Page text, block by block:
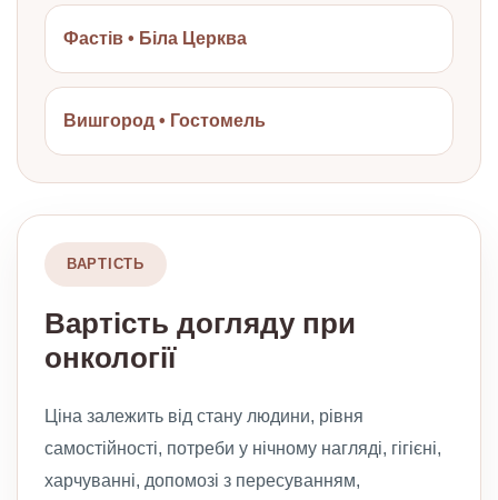
Фастів • Біла Церква
Вишгород • Гостомель
ВАРТІСТЬ
Вартість догляду при
онкології
Ціна залежить від стану людини, рівня
самостійності, потреби у нічному нагляді, гігієні,
харчуванні, допомозі з пересуванням,